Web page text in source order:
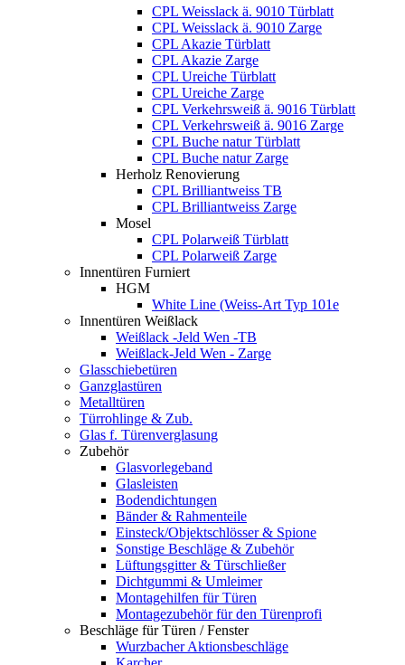
CPL Weisslack ä. 9010 Türblatt
CPL Weisslack ä. 9010 Zarge
CPL Akazie Türblatt
CPL Akazie Zarge
CPL Ureiche Türblatt
CPL Ureiche Zarge
CPL Verkehrsweiß ä. 9016 Türblatt
CPL Verkehrsweiß ä. 9016 Zarge
CPL Buche natur Türblatt
CPL Buche natur Zarge
Herholz Renovierung
CPL Brilliantweiss TB
CPL Brilliantweiss Zarge
Mosel
CPL Polarweiß Türblatt
CPL Polarweiß Zarge
Innentüren Furniert
HGM
White Line (Weiss-Art Typ 101e
Innentüren Weißlack
Weißlack -Jeld Wen -TB
Weißlack-Jeld Wen - Zarge
Glasschiebetüren
Ganzglastüren
Metalltüren
Türrohlinge & Zub.
Glas f. Türenverglasung
Zubehör
Glasvorlegeband
Glasleisten
Bodendichtungen
Bänder & Rahmenteile
Einsteck/Objektschlösser & Spione
Sonstige Beschläge & Zubehör
Lüftungsgitter & Türschließer
Dichtgummi & Umleimer
Montagehilfen für Türen
Montagezubehör für den Türenprofi
Beschläge für Türen / Fenster
Wurzbacher Aktionsbeschläge